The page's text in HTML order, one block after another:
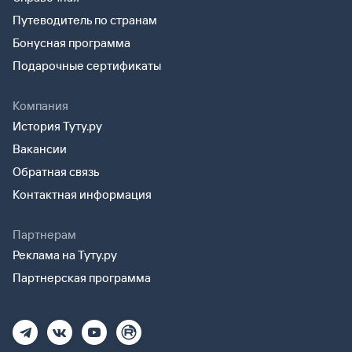
Путеводитель по странам
Бонусная программа
Подарочные сертификаты
Компания
История Туту.ру
Вакансии
Обратная связь
Контактная информация
Партнерам
Реклама на Туту.ру
Партнерская программа